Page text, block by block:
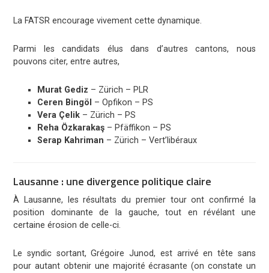
La FATSR encourage vivement cette dynamique.
Parmi les candidats élus dans d’autres cantons, nous
pouvons citer, entre autres,
Murat Gediz – Zürich – PLR
Ceren Bingöl – Opfikon – PS
Vera Çelik – Zürich – PS
Reha Özkarakaş – Pfäffikon – PS
Serap Kahriman – Zürich – Vert’libéraux
Lausanne : une divergence politique claire
À Lausanne, les résultats du premier tour ont confirmé la
position dominante de la gauche, tout en révélant une
certaine érosion de celle-ci.
Le syndic sortant,Grégoire Junod, est arrivé en tête sans
pour autant obtenir une majorité écrasante (on constate un